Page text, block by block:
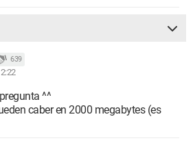
639
^^
caber en 2000 megabytes (es